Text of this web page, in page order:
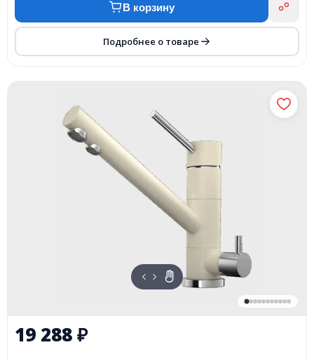
В корзину
Подробнее о товаре
19 288₽